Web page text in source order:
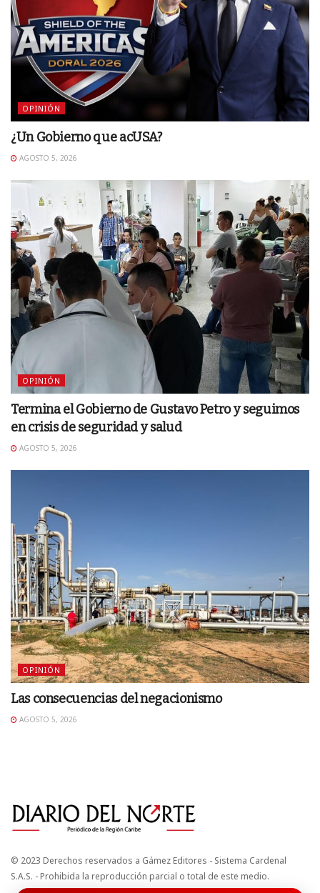
OPINIÓN
¿Un Gobierno que acUSA?
AGOSTO 5, 2026
OPINIÓN
Termina el Gobierno de Gustavo Petro y seguimos
en crisis de seguridad y salud
AGOSTO 5, 2026
OPINIÓN
Las consecuencias del negacionismo
AGOSTO 5, 2026
© 2023 Derechos reservados a Gámez Editores - Sistema Cardenal
S.A.S. - Prohibida la reproducción parcial o total de este medio.